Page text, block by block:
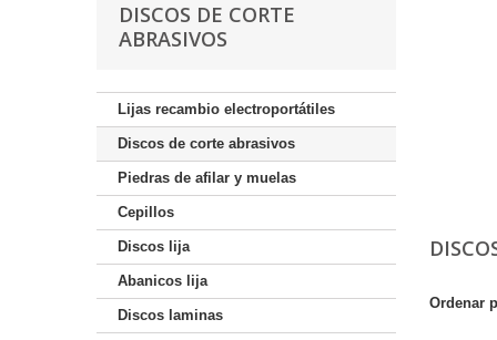
DISCOS DE CORTE
ABRASIVOS
Lijas recambio electroportátiles
Discos de corte abrasivos
Piedras de afilar y muelas
Cepillos
Discos lija
Abanicos lija
Discos laminas
Ordenar